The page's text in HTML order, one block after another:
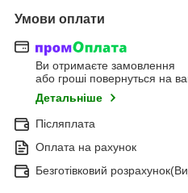
Умови оплати
Ви отримаєте замовлення
або гроші повернуться на
Детальніше
Післяплата
Оплата на рахунок
Безготівковий